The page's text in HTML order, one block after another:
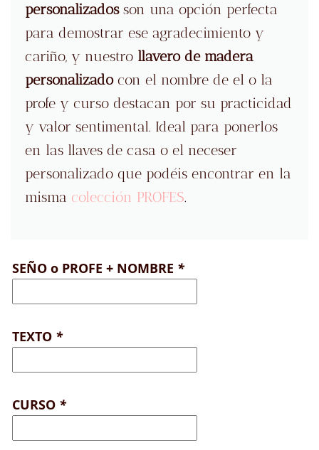
personalizadosson una opción perfecta
para demostrar ese agradecimiento y
cariño, y nuestro llavero de madera
personalizadocon el nombre de el o la
profe y curso destacan por su practicidad
y valor sentimental. Ideal para ponerlos
en las llaves de casa o el neceser
personalizado que podéis encontrar en la
misma colección PROFES.
SEÑO o PROFE + NOMBRE *
TEXTO *
CURSO *